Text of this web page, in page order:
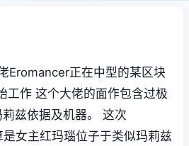
Eromancer正在中型的某区块
工作 这个大佬的面作包含过极
兹依据及机器。 这次
女主红玛瑙位子于类似玛莉兹